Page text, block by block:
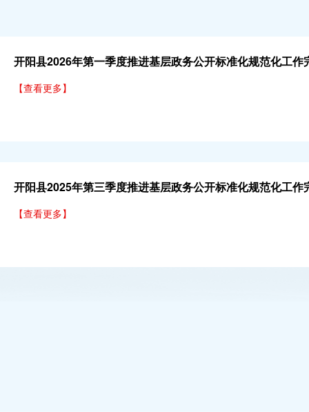
开阳县2026年第一季度推进基层政务公开标准化规范化工作
【查看更多】
开阳县2025年第三季度推进基层政务公开标准化规范化工作
【查看更多】